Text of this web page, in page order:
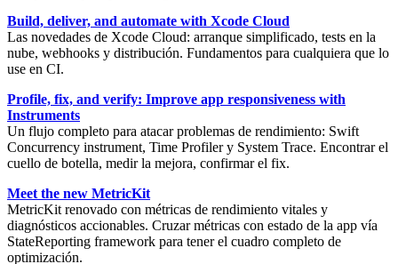
Build, deliver, and automate with Xcode Cloud
Las novedades de Xcode Cloud: arranque simplificado, tests en la
nube, webhooks y distribución. Fundamentos para cualquiera que lo
use en CI.
Profile, fix, and verify: Improve app responsiveness with
Instruments
Un flujo completo para atacar problemas de rendimiento: Swift
Concurrency instrument, Time Profilery System Trace. Encontrar el
cuello de botella, medir la mejora, confirmar el fix.
Meet the new MetricKit
MetricKit renovado con métricas de rendimiento vitales y
diagnósticos accionables. Cruzar métricas con estado de la app vía
StateReporting framework para tener el cuadro completo de
optimización.